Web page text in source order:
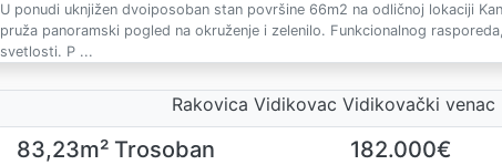
U ponudi uknjižen dvoiposoban stan površine 66m2 na odličnoj lokaciji
pruža panoramski pogled na okruženje i zelenilo. Funkcionalnog
svetlosti. P ...
Rakovica Vidikovac Vidikovački venac
83,23m² Trosoban 182.000€